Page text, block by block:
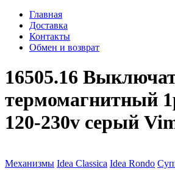
Главная
Доставка
Контакты
Обмен и возврат
16505.16
термомагнитный
120-230v серый
Механизмы Idea Classica Idea Rondo